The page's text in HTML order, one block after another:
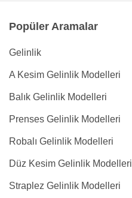
Popüler Aramalar
Gelinlik
A Kesim Gelinlik Modelleri
Balık Gelinlik Modelleri
Prenses Gelinlik Modelleri
Robalı Gelinlik Modelleri
Düz Kesim Gelinlik Modelleri
Straplez Gelinlik Modelleri